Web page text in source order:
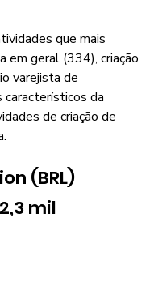
que mais
em geral (334), criação
varejista de
da
de criação de
(BRL)
mil